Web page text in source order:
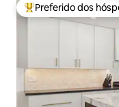
Entre os melhores
Preferido dos